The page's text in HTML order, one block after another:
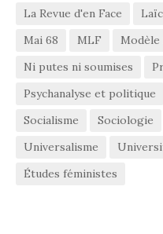
La Revue d'en Face
Mai 68
MLF Modèle
Ni putes ni soumises
Psychanalyse et politique
Socialisme
Sociologie
Universalisme
Études féministes